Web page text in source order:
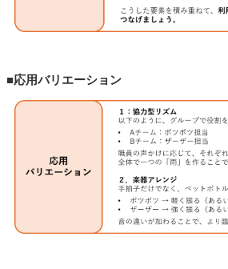
■応用バリエーション